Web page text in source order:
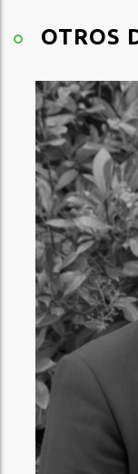
OTROS